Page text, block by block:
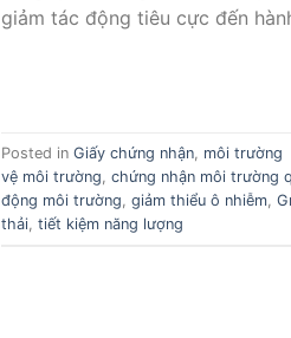
giảm tác động tiêu cực đến
Posted in Giấy chứng nhận môi trường
vệ môi trường chứng nhận môi trường
động môi trường giảm thiểu ô nhiễm
thải tiết kiệm năng lượng